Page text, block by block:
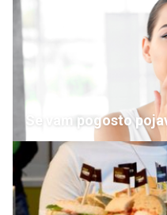
Se vam pogosto